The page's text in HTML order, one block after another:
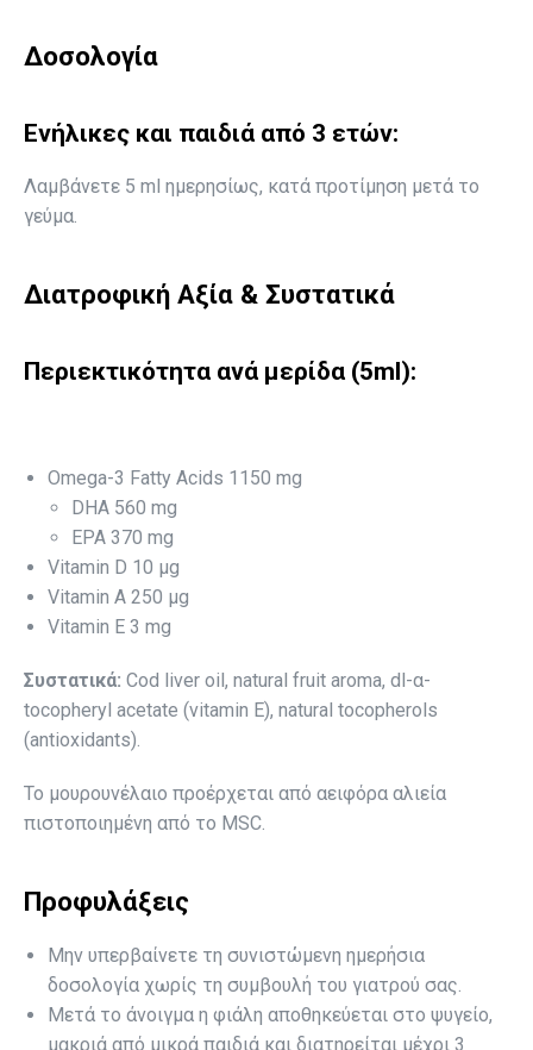
Δοσολογία
Ενήλικες και παιδιά από 3 ετών:
Λαμβάνετε 5 ml ημερησίως, κατά προτίμηση μετά το
γεύμα.
Διατροφική Αξία & Συστατικά
Περιεκτικότητα ανά μερίδα (5ml):
Omega-3 Fatty Acids 1150 mg
DHA 560 mg
EPA 370 mg
Vitamin D 10 µg
Vitamin A 250 μg
Vitamin E 3 mg
Συστατικά: Cod liver oil, natural fruit aroma, dl-α-
tocopheryl acetate (vitamin E), natural tocopherols
(antioxidants).
Το μουρουνέλαιο προέρχεται από αειφόρα αλιεία
πιστοποιημένη από το MSC.
Προφυλάξεις
Μην υπερβαίνετε τη συνιστώμενη ημερήσια
δοσολογία χωρίς τη συμβουλή του γιατρού σας.
Μετά το άνοιγμα η φιάλη αποθηκεύεται στο ψυγείο,
μακριά από μικρά παιδιά και διατηρείται μέχρι 3